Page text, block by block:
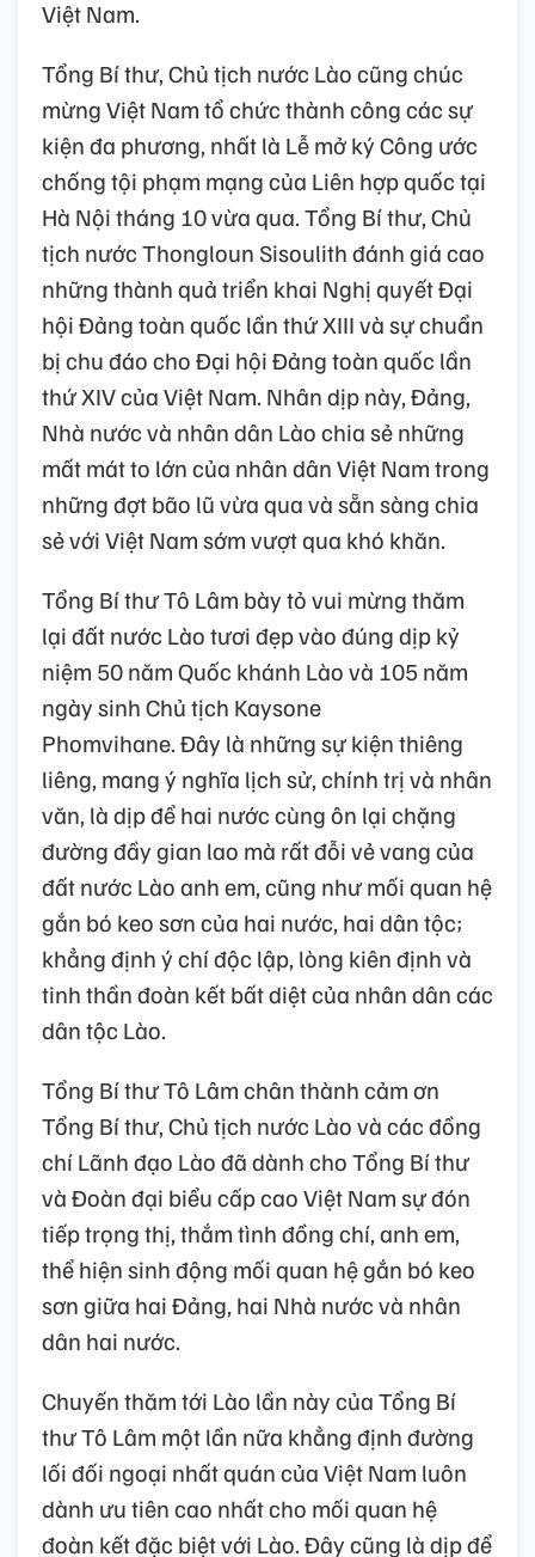
Việt Nam.
Tổng Bí thư, Chủ tịch nước Lào cũng chúc
mừng Việt Nam tổ chức thành công các sự
kiện đa phương, nhất là Lễ mở ký Công ước
chống tội phạm mạng của Liên hợp quốc tại
Hà Nội tháng 10 vừa qua. Tổng Bí thư, Chủ
tịch nước Thongloun Sisoulith đánh giá cao
những thành quả triển khai Nghị quyết Đại
hội Đảng toàn quốc lần thứ XIII và sự chuẩn
bị chu đáo cho Đại hội Đảng toàn quốc lần
thứ XIV của Việt Nam. Nhân dịp này, Đảng,
Nhà nước và nhân dân Lào chia sẻ những
mất mát to lớn của nhân dân Việt Nam trong
những đợt bão lũ vừa qua và sẵn sàng chia
sẻ với Việt Nam sớm vượt qua khó khăn.
Tổng Bí thư Tô Lâm bày tỏ vui mừng thăm
lại đất nước Lào tươi đẹp vào đúng dịp kỷ
niệm 50 năm Quốc khánh Lào và 105 năm
ngày sinh Chủ tịch Kaysone
Phomvihane. Đây là những sự kiện thiêng
liêng, mang ý nghĩa lịch sử, chính trị và nhân
văn, là dịp để hai nước cùng ôn lại chặng
đường đầy gian lao mà rất đỗi vẻ vang của
đất nước Lào anh em, cũng như mối quan hệ
gắn bó keo sơn của hai nước, hai dân tộc;
khẳng định ý chí độc lập, lòng kiên định và
tinh thần đoàn kết bất diệt của nhân dân các
dân tộc Lào.
Tổng Bí thư Tô Lâm chân thành cảm ơn
Tổng Bí thư, Chủ tịch nước Lào và các đồng
chí Lãnh đạo Lào đã dành cho Tổng Bí thư
và Đoàn đại biểu cấp cao Việt Nam sự đón
tiếp trọng thị, thắm tình đồng chí, anh em,
thể hiện sinh động mối quan hệ gắn bó keo
sơn giữa hai Đảng, hai Nhà nước và nhân
dân hai nước.
Chuyến thăm tới Lào lần này của Tổng Bí
thư Tô Lâm một lần nữa khẳng định đường
lối đối ngoại nhất quán của Việt Nam luôn
dành ưu tiên cao nhất cho mối quan hệ
đoàn kết đặc biệt với Lào. Đây cũng là dịp để